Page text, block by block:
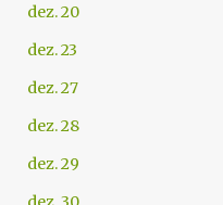
dez. 20
dez. 23
dez. 27
dez. 28
dez. 29